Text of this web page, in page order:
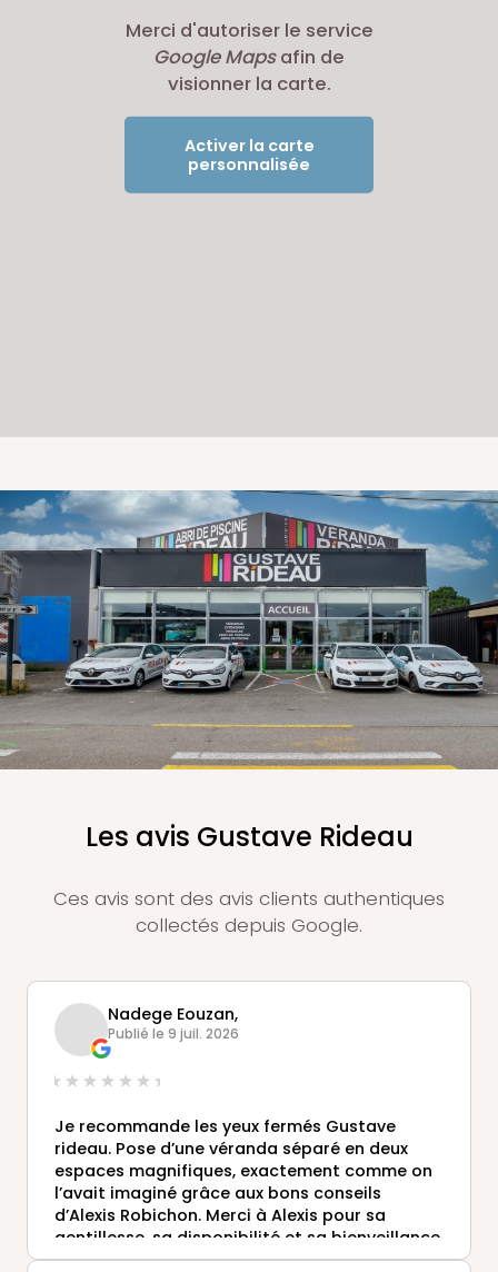
Merci d'autoriser le service
Google Mapsafin de
visionner la carte.
Activer la carte
personnalisée
Les avis Gustave Rideau
Ces avis sont des avis clients authentiques
collectés depuis Google.
Nadege Eouzan,
Publié le 9 juil. 2026
Je recommande les yeux fermés Gustave
rideau. Pose d’une véranda séparé en deux
espaces magnifiques, exactement comme on
l’avait imaginé grâce aux bons conseils
d’Alexis Robichon. Merci à Alexis pour sa
gentillesse, sa disponibilité et sa bienveillance
ainsi qu’à toutes les équipes (mâcons,